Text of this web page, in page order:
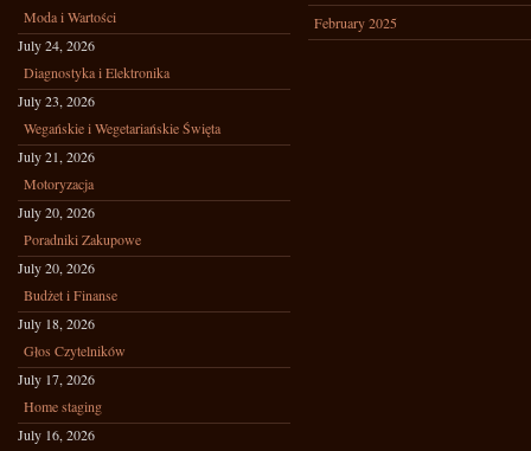
Moda i Wartości
July 24, 2026
Diagnostyka i Elektronika
July 23, 2026
Wegańskie i Wegetariańskie Święta
July 21, 2026
Motoryzacja
July 20, 2026
Poradniki Zakupowe
July 20, 2026
Budżet i Finanse
July 18, 2026
Głos Czytelników
July 17, 2026
Home staging
July 16, 2026
February 2025